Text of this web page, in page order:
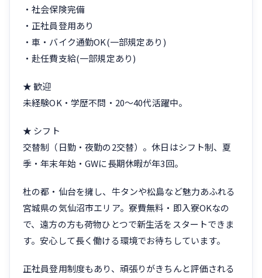
・社会保険完備
・正社員登用あり
・車・バイク通勤OK(一部規定あり)
・赴任費支給(一部規定あり)
★ 歓迎
未経験OK・学歴不問・20〜40代活躍中。
★ シフト
交替制（日勤・夜勤の2交替）。休日はシフト制、夏
季・年末年始・GWに長期休暇が年3回。
杜の都・仙台を擁し、牛タンや松島など魅力あふれる
宮城県の気仙沼市エリア。寮費無料・即入寮OKなの
で、遠方の方も荷物ひとつで新生活をスタートできま
す。安心して長く働ける環境でお待ちしています。
正社員登用制度もあり、頑張りがきちんと評価される